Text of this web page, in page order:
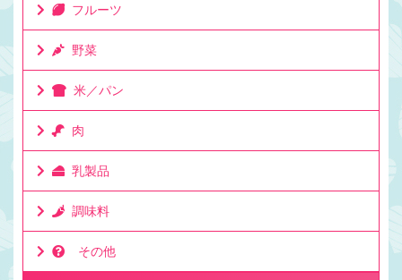
フルーツ
野菜
米／パン
肉
乳製品
調味料
その他